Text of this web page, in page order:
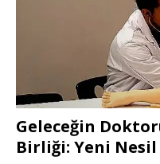
Geleceğin
Birliği: Yeni Nesil